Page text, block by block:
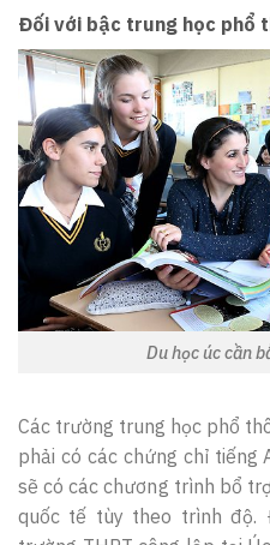
Đối với bậc trung học phổ
Du học úc cần
Các trường trung học phổ
phải có các chứng chỉ tiếng
sẽ có các chương trình bổ
quốc tế tùy theo trình độ.